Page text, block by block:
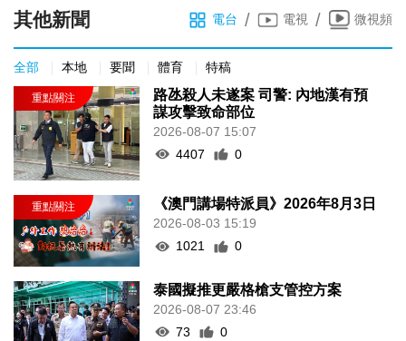
其他新聞 電台 / 電視 / 微視頻
全部 本地 要聞 體育 特稿
路氹殺人未遂案 司警: 內地漢有預
謀攻擊致命部位
2026-08-07 15:07
4407
0
《澳門講場特派員》2026年8月3日
2026-08-03 15:19
1021
0
泰國擬推更嚴格槍支管控方案
2026-08-07 23:46
73
0